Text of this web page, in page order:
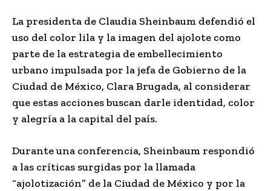
La presidenta de Claudia Sheinbaum defendió el
uso del color lila y la imagen del ajolote como
parte de la estrategia de embellecimiento
urbano impulsada por la jefa de Gobierno de la
Ciudad de México, Clara Brugada, al considerar
que estas acciones buscan darle identidad, color
y alegría a la capital del país.
Durante una conferencia, Sheinbaum respondió
a las críticas surgidas por la llamada
“ajolotización” de la Ciudad de México y por la